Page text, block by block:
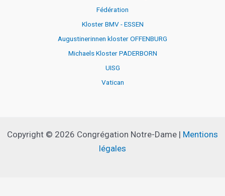
Fédération
Kloster BMV - ESSEN
Augustinerinnen kloster OFFENBURG
Michaels Kloster PADERBORN
UISG
Vatican
Copyright © 2026 Congrégation Notre-Dame | Mentions
légales